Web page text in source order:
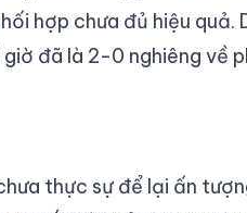
hợp chưa đủ hiệu
đã là 2-0 nghiêng về
thực sự để lại ấn